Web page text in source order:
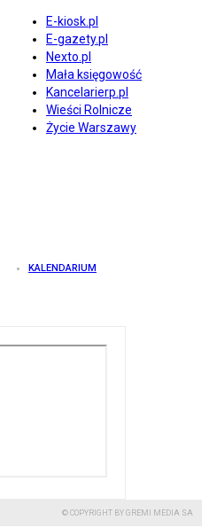
E-kiosk.pl
E-gazety.pl
Nexto.pl
Mała księgowość
Kancelarierp.pl
Wieści Rolnicze
Życie Warszawy
KALENDARIUM
© COPYRIGHT BY GREMI MEDIA SA